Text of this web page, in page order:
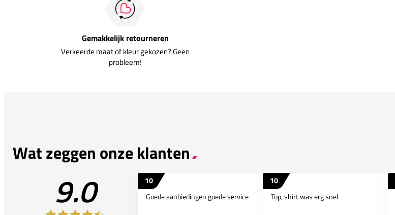
Gemakkelijk retourneren
Verkeerde maat of kleur gekozen? Geen
probleem!
Wat zeggen onze klanten
9.0
10
Goede aanbiedingen goede service
10
Top, shirt was erg snel